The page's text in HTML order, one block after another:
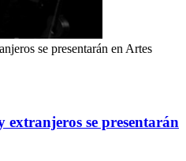
se presentarán en Artes
extranjeros se presentarán